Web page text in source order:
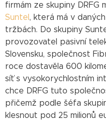
firmám ze skupiny DRFG
Suntel , která má v
tržbách. Do skupiny
provozovatel pasivní
Slovensku, společnost
roce dostavěla 600
síť s vysokorychlostním
chce DRFG tuto
přičemž podle šéfa
klesnout pod 25 milionů